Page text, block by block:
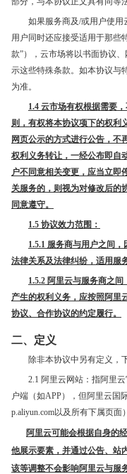
如果服务商及/或用户使
用户同时还应接受适用于那些
款”），云市场将以书面协议
示这些特殊条款。如本协议与
为准。
1.4 云市场有权根据需要
则，有权将本协议项下的权利
网页公示的方式进行公告，不
权利义务转让，一经公布即自
户不同意相关变更，应当立即
关服务的，则视为对修改后的
同意遵守。
1.5 协议效力范围：
1.5.1 服务商与用户之间
法律关系及法律纠纷，适用服
1.5.2 阿里云与服务商之
产生的权利义务，应按照阿里
协议、合作协议的约定履行。
二、定义
除非本协议中另有定义，
2.1 阿里云网站：指阿里
户端（如APP），但阿里云国
p.aliyun.com以及所有下属页面
阿里云可能会根据自身的
他展示要素，并通过公告、站
该等调整不会影响阿里云与服